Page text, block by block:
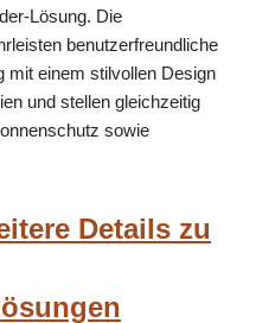
Lösung. Die
benutzerfreundliche
mit einem stilvollen Design
und stellen gleichzeitig
sowie
Details zu